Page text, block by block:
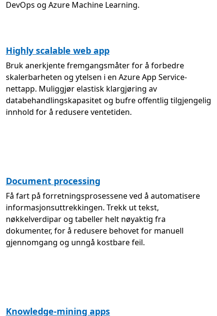
DevOps og Azure Machine Learning.
Highly scalable web app
Bruk anerkjente fremgangsmåter for å forbedre
skalerbarheten og ytelsen i en Azure App Service-
nettapp. Muliggjør elastisk klargjøring av
databehandlingskapasitet og bufre offentlig tilgjengelig
innhold for å redusere ventetiden.
Document processing
Få fart på forretningsprosessene ved å automatisere
informasjonsuttrekkingen. Trekk ut tekst,
nøkkelverdipar og tabeller helt nøyaktig fra
dokumenter, for å redusere behovet for manuell
gjennomgang og unngå kostbare feil.
Knowledge-mining apps